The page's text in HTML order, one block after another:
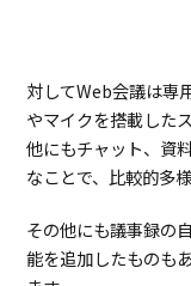
ツー
ルを
選ぶ
ポイ
ント
2.1.参
加
可
対してWeb会議は専
やマイクを搭載した
他にもチャット、資
なことで、比較的多
その他にも議事録の
能を追加したものも